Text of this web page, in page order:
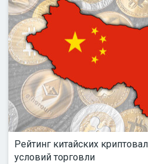
Рейтинг китайских
условий торговли